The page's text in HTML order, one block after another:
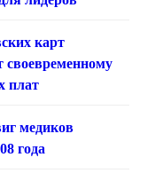
карт
своевременному
плат
медиков
года